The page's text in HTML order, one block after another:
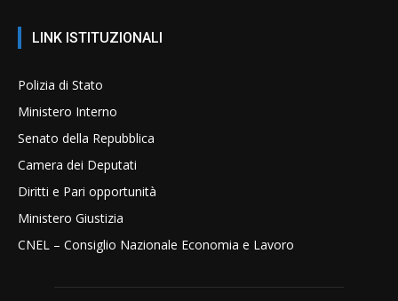
LINK ISTITUZIONALI
Polizia di Stato
Ministero Interno
Senato della Repubblica
Camera dei Deputati
Diritti e Pari opportunità
Ministero Giustizia
CNEL – Consiglio Nazionale Economia e Lavoro